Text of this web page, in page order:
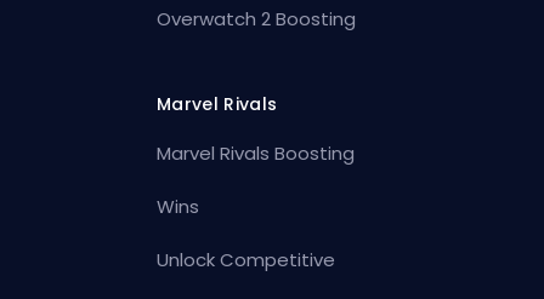
Overwatch 2 Boosting
Marvel Rivals
Marvel Rivals Boosting
Wins
Unlock Competitive